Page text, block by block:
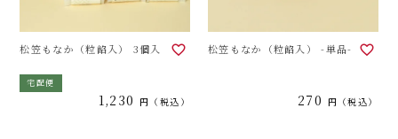
松笠もなか（粒餡入） 3個入
宅配便
1,230 税込
松笠もなか（粒餡入） -単品-
270 税込